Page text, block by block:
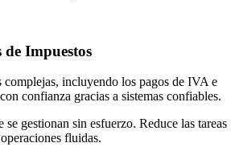
de Impuestos
complejas, incluyendo los pagos de IVA e
confianza gracias a sistemas confiables.
gestionan sin esfuerzo. Reduce las tareas
fluidas.